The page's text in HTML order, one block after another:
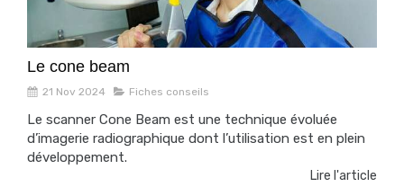
Le cone beam
21 Nov 2024 Fiches conseils
Le scanner Cone Beam est une technique évoluée
d’imagerie radiographique dont l’utilisation est en plein
développement.
Lire l'article